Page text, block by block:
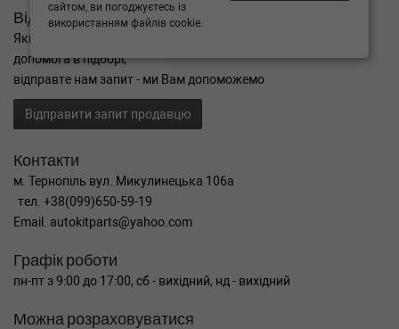
Відправити запит
Якщо Ви не знайшли потрібні запчастини, або Вам потрібна
допомога в підборі,
відправте нам запит - ми Вам допоможемо
Відправити запит продавцю
Контакти
м. Тернопіль вул. Микулинецька 106а
тел. +38(099)650-59-19
Email. autokitparts@yahoo.com
Графік роботи
пн-пт з 9:00 до 17:00, сб - вихідний, нд - вихідний
Можна розраховуватися
сайтом, ви погоджуєтесь із
використанням файлів cookie.